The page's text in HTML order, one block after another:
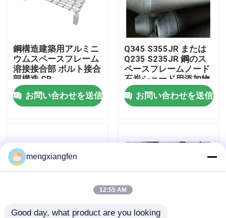
品質管理
私達に連絡しなさい
場合
スペース フレームのトラス
鋼構造建築用アルミニ
ウムスペースフレーム
溶接接合部 ボルト接合
部構造 GB
お問い合わせを送信
Q345 S355JR または
Q235 S235JR 鋼のス
ペースフレームノード
石炭シェード用添加物
シェード用 ブリンライ
トシェード用
お問い合わせを送信
mengxiangfen
12:55 AM
Good day, what product are you looking